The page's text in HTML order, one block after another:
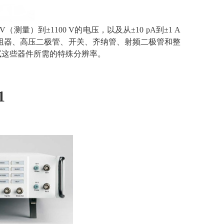
测量）到±1100 V的电压，以及从±10 pA到±1 A
、高压二极管、开关、齐纳管、射频二极管和整
些器件所需的特殊分辨率。